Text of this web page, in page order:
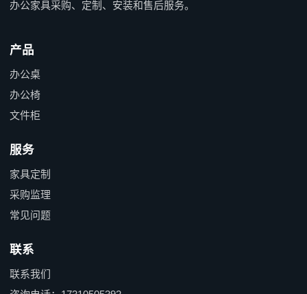
办公家具采购、定制、安装和售后服务。
产品
办公桌
办公椅
文件柜
服务
家具定制
采购监理
常见问题
联系
联系我们